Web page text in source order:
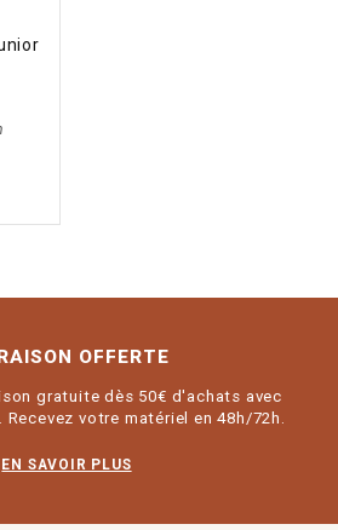
OFFERTE
gratuite dès 50€ d'achats avec
votre matériel en 48h/72h.
EN SAVOIR PLUS